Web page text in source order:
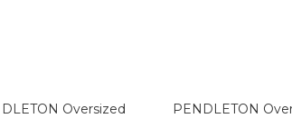
Oversized
PENDLETON